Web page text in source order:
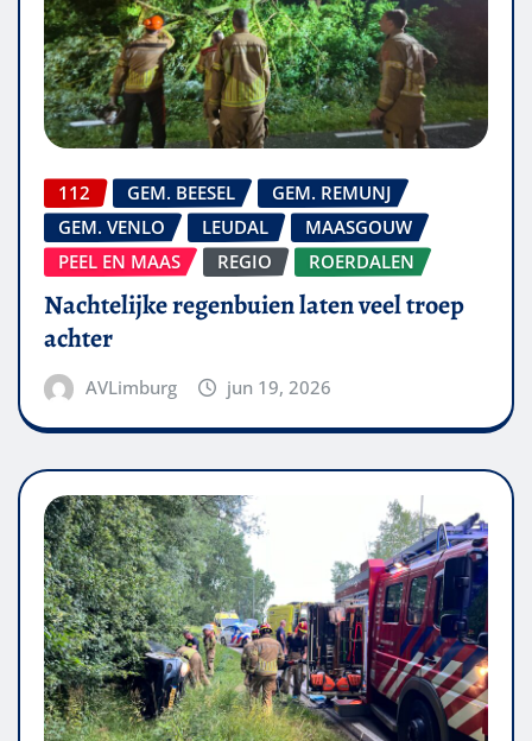
112 GEM. BEESEL
GEM. REMUNJ
GEM. VENLO
LEUDAL
MAASGOUW
PEEL EN MAAS
REGIO ROERDALEN
Nachtelijke regenbuien laten veel troep
achter
AVLimburg jun 19, 2026